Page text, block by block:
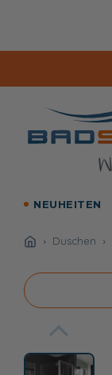
NEUHEITEN
Duschen